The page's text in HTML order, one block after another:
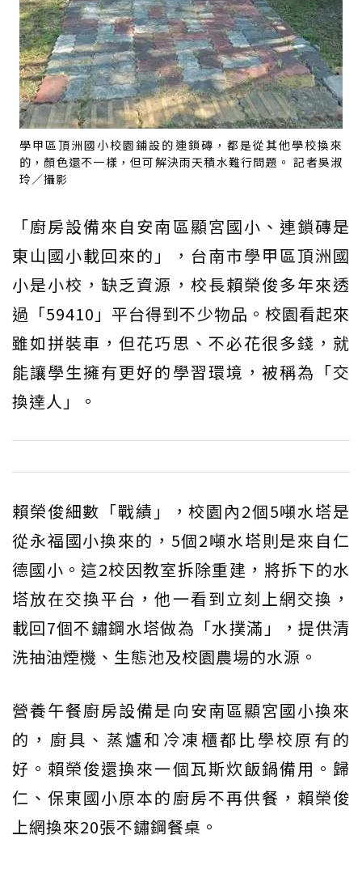
學甲區頂洲國小校園鋪設的連鎖磚，都是從其他學校換來
的，顏色還不一樣，但可解決雨天積水難行問題。 記者吳淑
玲／攝影
「廚房設備來自安南區顯宮國小、連鎖磚是
東山國小載回來的」，台南市學甲區頂洲國
小是小校，缺乏資源，校長賴榮俊多年來透
過「59410」平台得到不少物品。校園看起來
雖如拼裝車，但花巧思、不必花很多錢，就
能讓學生擁有更好的學習環境，被稱為「交
換達人」。
賴榮俊細數「戰績」，校園內2個5噸水塔是
從永福國小換來的，5個2噸水塔則是來自仁
德國小。這2校因教室拆除重建，將拆下的水
塔放在交換平台，他一看到立刻上網交換，
載回7個不鏽鋼水塔做為「水撲滿」，提供清
洗抽油煙機、生態池及校園農場的水源。
營養午餐廚房設備是向安南區顯宮國小換來
的，廚具、蒸爐和冷凍櫃都比學校原有的
好。賴榮俊還換來一個瓦斯炊飯鍋備用。歸
仁、保東國小原本的廚房不再供餐，賴榮俊
上網換來20張不鏽鋼餐桌。